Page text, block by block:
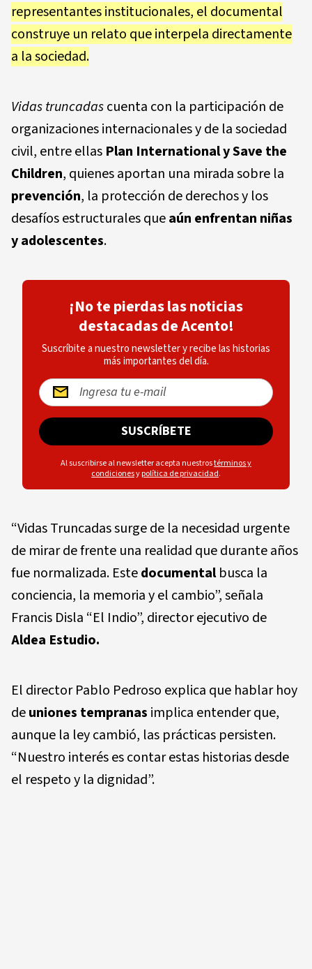
representantes institucionales, el documental
construye un relato que interpela directamente
a la sociedad.
Vidas truncadascuenta con la participación de
organizaciones internacionales y de la sociedad
civil, entre ellas Plan International y Save the
Children, quienes aportan una mirada sobre la
prevención, la protección de derechos y los
desafíos estructurales queaún enfrentan niñas
y adolescentes.
¡No te pierdas las noticias
destacadas de Acento!
Suscríbite a nuestro newsletter y recibe las historias
más importantes del día.
SUSCRÍBETE
Al suscribirse al newsletter acepta nuestrostérminos y
condicionesypolítica de privacidad.
“Vidas Truncadas surge de la necesidad urgente
de mirar de frente una realidad que durante años
fue normalizada. Estedocumentalbusca la
conciencia, la memoria y el cambio”, señala
Francis Disla “El Indio”, director ejecutivo de
Aldea Estudio.
El director Pablo Pedroso explica que hablar hoy
deuniones tempranas implica entender que,
aunque la ley cambió, las prácticas persisten.
“Nuestro interés es contar estas historias desde
el respeto y la dignidad”.